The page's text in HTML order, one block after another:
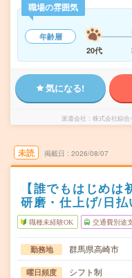
職場の雰囲気
年齢層
20代
気になる!
派遣会社 株式会社綜
未読 掲載日 2026/08/07
【誰でもはじめ
研磨・仕上げ/日払
職種未経験OK 交通費別途
勤務地 群馬県高崎市
曜日頻度 シフト制